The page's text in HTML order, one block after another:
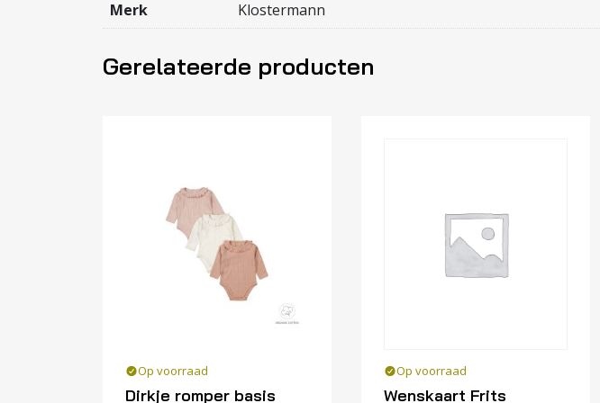
Merk Klostermann
Gerelateerde producten
Op voorraad
Dirkje romper basis
Op voorraad
Wenskaart Frits